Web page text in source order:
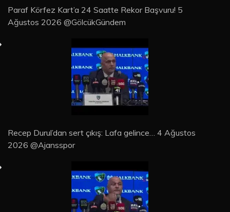
Paraf Körfez Kart’a 24 Saatte Rekor Başvuru! 5
Ağustos 2026 @GölcükGündem
Recep Durul’dan sert çıkış: Lafa gelince… 4 Ağustos
2026 @Ajansspor